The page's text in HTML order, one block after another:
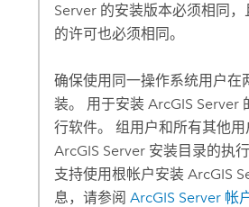
Server的安装版本必须相同，
的许可也必须相同。
确保使用同一操作系统用户在
装。 用于安装 ArcGIS Server
行软件。 组用户和所有其他
ArcGIS Server安装目录的执
支持使用根帐户安装 ArcGIS
息，请参阅 ArcGIS Server帐